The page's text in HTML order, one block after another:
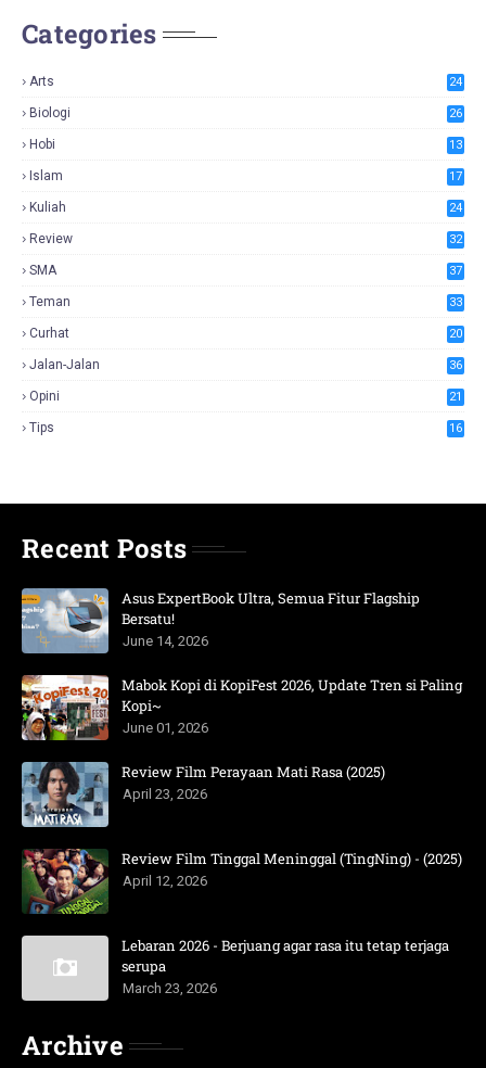
Categories
Arts 24
Biologi 26
Hobi 13
Islam 17
Kuliah 24
Review 32
SMA 37
Teman 33
Curhat 20
Jalan-Jalan 36
Opini 21
Tips 16
Recent Posts
Asus ExpertBook Ultra, Semua Fitur Flagship
Bersatu!
June 14, 2026
Mabok Kopi di KopiFest 2026, Update Tren si Paling
Kopi~
June 01, 2026
Review Film Perayaan Mati Rasa (2025)
April 23, 2026
Review Film Tinggal Meninggal (TingNing) - (2025)
April 12, 2026
Lebaran 2026 - Berjuang agar rasa itu tetap terjaga
serupa
March 23, 2026
Archive